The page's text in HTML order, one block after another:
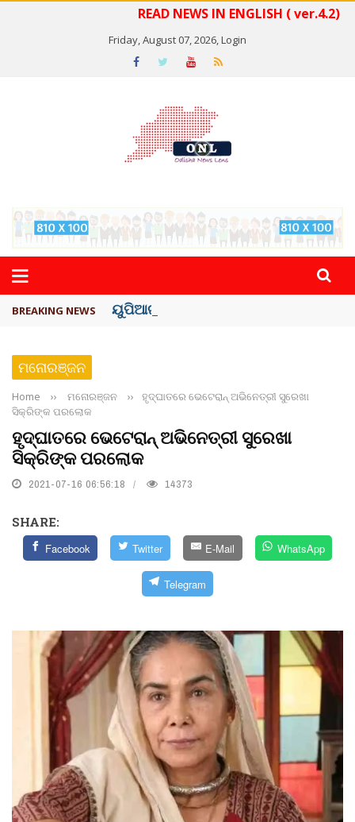
READ NEWS IN ENGLISH ( ver.4.2)
Friday, August 07, 2026,Login
BREAKING NEWS ୟୁପିଆଇ ଓ ଅନ୍ୟାନ୍ୟ ଡିଜିଟାଲ୍ ନେଣଦେଣ ...
ମନୋରଞ୍ଜନ
Home ›› ମନୋରଞ୍ଜନ ››
ହୃଦ୍‌ଘାତରେ ଭେଟେରାନ୍ ଅଭିନେତ୍ରୀ ସୁରେଖା
ସିକ୍ରିଙ୍କ ପରଲୋକ
ହୃଦ୍‌ଘାତରେ ଭେଟେରାନ୍ ଅଭିନେତ୍ରୀ ସୁରେଖା
ସିକ୍ରିଙ୍କ ପରଲୋକ
2021-07-16 06:56:18 14373
SHARE:
Facebook Twitter E-Mail WhatsApp
Telegram